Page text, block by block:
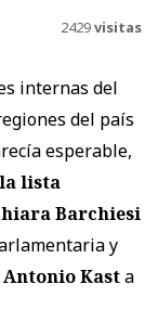
2429visitas
internas del
del país
esperable,
lista
Barchiesi
y
Antonio Kasta